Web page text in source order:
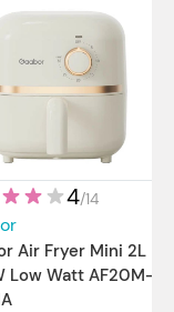
4/14
Air Fryer Mini 2L
Low Watt AF20M-